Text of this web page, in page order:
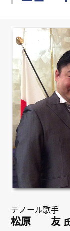
リンク
会員専用ページ
English
テノール歌手
松原 友